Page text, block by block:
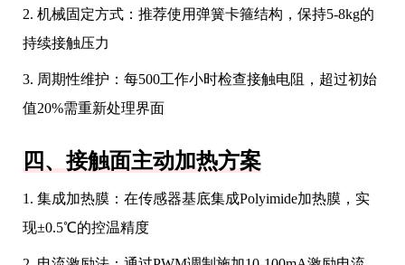
2. 机械固定方式：推荐使用弹簧卡箍结构，保持5-8kg的
持续接触压力
3. 周期性维护：每500工作小时检查接触电阻，超过初始
值20%需重新处理界面
四、接触面主动加热方案
1. 集成加热膜：在传感器基底集成Polyimide加热膜，实
现±0.5℃的控温精度